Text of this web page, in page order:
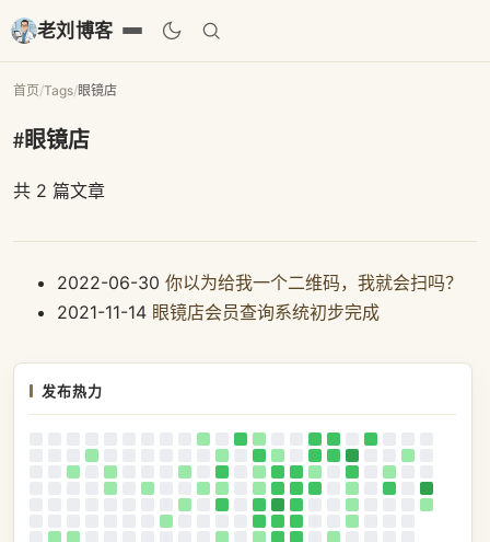
老刘博客
首页/Tags/眼镜店
#眼镜店
共 2 篇文章
2022-06-30 你以为给我一个二维码，我就会扫吗？
2021-11-14 眼镜店会员查询系统初步完成
发布热力